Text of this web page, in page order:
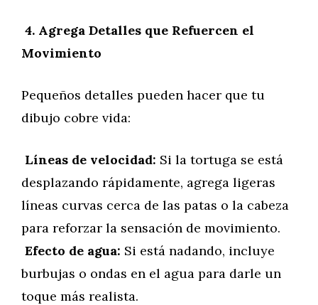
4. Agrega Detalles que Refuercen el
Movimiento
Pequeños detalles pueden hacer que tu
dibujo cobre vida:
Líneas de velocidad: Si la tortuga se está
desplazando rápidamente, agrega ligeras
líneas curvas cerca de las patas o la cabeza
para reforzar la sensación de movimiento.
Efecto de agua: Si está nadando, incluye
burbujas o ondas en el agua para darle un
toque más realista.